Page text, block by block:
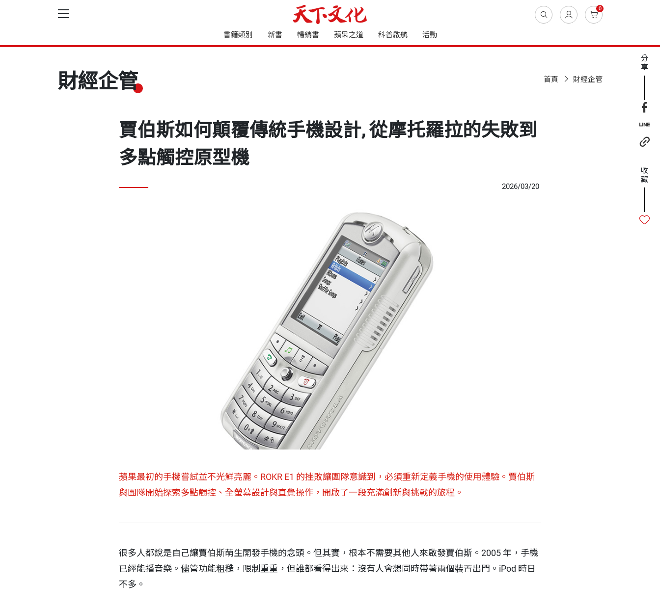
0
書籍類別 新書 暢銷書 蘋果之道 科普啟航 活動
財經企管 首頁 財經企管
賈伯斯如何顛覆傳統手機設計, 從摩托羅拉的失敗到
多點觸控原型機
2026/03/20
蘋果最初的手機嘗試並不光鮮亮麗。ROKR E1 的挫敗讓團隊意識到，必須重新定義手機的使用體驗。賈伯斯
與團隊開始探索多點觸控、全螢幕設計與直覺操作，開啟了一段充滿創新與挑戰的旅程。
很多人都說是自己讓賈伯斯萌生開發手機的念頭。但其實，根本不需要其他人來啟發賈伯斯。2005 年，手機
已經能播音樂。儘管功能粗糙，限制重重，但誰都看得出來：沒有人會想同時帶著兩個裝置出門。iPod 時日
不多。
分
享
收
藏